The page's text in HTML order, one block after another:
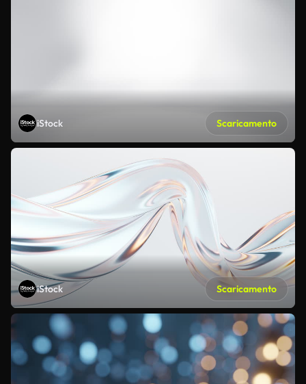
iStock Scaricamento
iStock Scaricamento